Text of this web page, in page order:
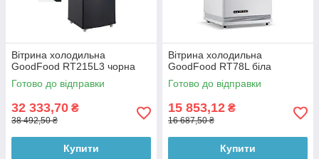
Вітрина холодильна
GoodFood RT215L3 чорна
Готово до відправки
32 333,70 ₴
38 492,50 ₴
Купити
Вітрина холодильна
GoodFood RT78L біла
Готово до відправки
15 853,12 ₴
16 687,50 ₴
Купити